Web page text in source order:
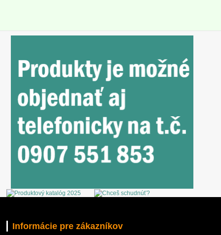
Informácie pre zákazníkov